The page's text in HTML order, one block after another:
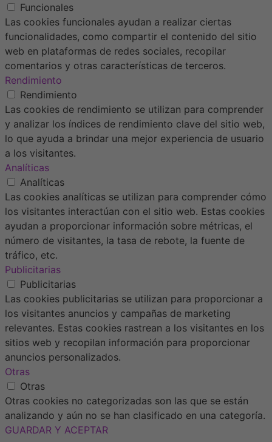
Funcionales
Las cookies funcionales ayudan a realizar ciertas
funcionalidades, como compartir el contenido del sitio
web en plataformas de redes sociales, recopilar
comentarios y otras características de terceros.
Rendimiento
Rendimiento
Las cookies de rendimiento se utilizan para comprender
y analizar los índices de rendimiento clave del sitio web,
lo que ayuda a brindar una mejor experiencia de usuario
a los visitantes.
Analíticas
Analíticas
Las cookies analíticas se utilizan para comprender cómo
los visitantes interactúan con el sitio web. Estas cookies
ayudan a proporcionar información sobre métricas, el
número de visitantes, la tasa de rebote, la fuente de
tráfico, etc.
Publicitarias
Publicitarias
Las cookies publicitarias se utilizan para proporcionar a
los visitantes anuncios y campañas de marketing
relevantes. Estas cookies rastrean a los visitantes en los
sitios web y recopilan información para proporcionar
anuncios personalizados.
Otras
Otras
Otras cookies no categorizadas son las que se están
analizando y aún no se han clasificado en una categoría.
GUARDAR Y ACEPTAR